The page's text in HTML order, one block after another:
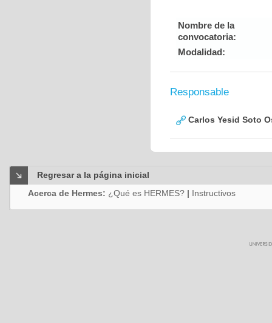
Nombre de la
convocatoria:
Modalidad:
Responsable
Carlos Yesid Soto
Regresar a la página inicial
Acerca de Hermes: ¿Qué es HERMES? | Instructivos